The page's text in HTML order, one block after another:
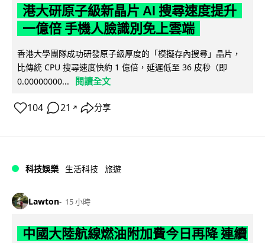
港大研原子級新晶片 AI 搜尋速度提升
一億倍 手機人臉識別免上雲端
香港大學團隊成功研發原子級厚度的「模擬存內搜尋」晶片，
比傳統 CPU 搜尋速度快約 1 億倍，延遲低至 36 皮秒（即
0.00000000...
閱讀全文
104 21 ↗ 分享
科技娛樂 生活科技 旅遊
Lawton 15 小時
中國大陸航線燃油附加費今日再降 連續